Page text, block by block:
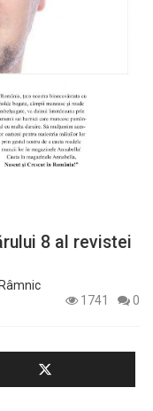
8 al revistei
1741
0